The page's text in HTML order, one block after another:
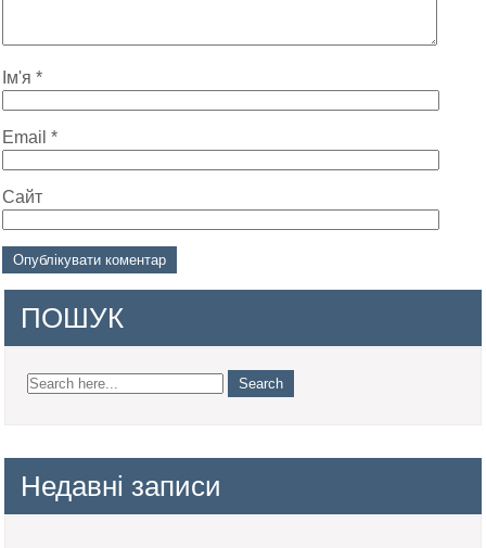
правників”
Ім'я*
Email*
Сайт
ПОШУК
Недавні записи